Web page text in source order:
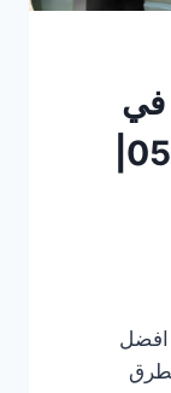
في
افضل